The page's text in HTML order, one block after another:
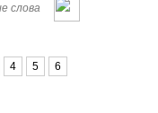
4 5 6